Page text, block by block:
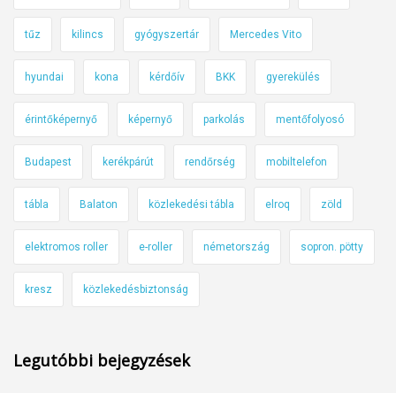
tűz kilincs gyógyszertár Mercedes Vito
hyundai kona kérdőív BKK gyerekülés
érintőképernyő képernyő parkolás mentőfolyosó
Budapest kerékpárút rendőrség mobiltelefon
tábla Balaton közlekedési tábla elroq zöld
elektromos roller e-roller németország sopron. pötty
kresz közlekedésbiztonság
Legutóbbi bejegyzések